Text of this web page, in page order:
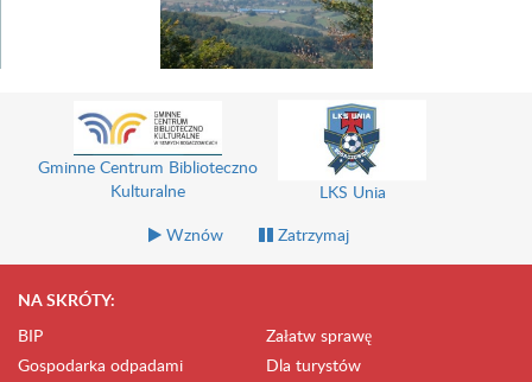
Gminne Centrum Biblioteczno
Kulturalne
LKS Unia
Wznów
Zatrzymaj
NA SKRÓTY:
BIP
Załatw sprawę
Gospodarka odpadami
Dla turystów